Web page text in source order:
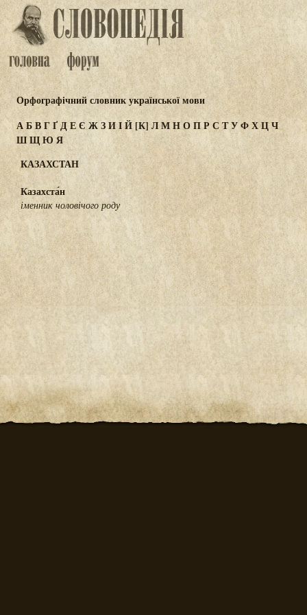
Орфографічний словник української мови
АБВГҐДЕЄ ЖЗИІЙ [К] ЛМНОПР СТУФХЦЧ
ШЩЮЯ
КАЗАХСТАН
Казахста́н
іменник чоловічого роду